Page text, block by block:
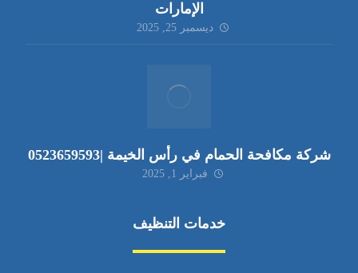
الإمارات
ديسمبر 25, 2025
شركة مكافحة الحمام في رأس الخيمة |0523659593
فبراير 1, 2025
خدمات التنظيف